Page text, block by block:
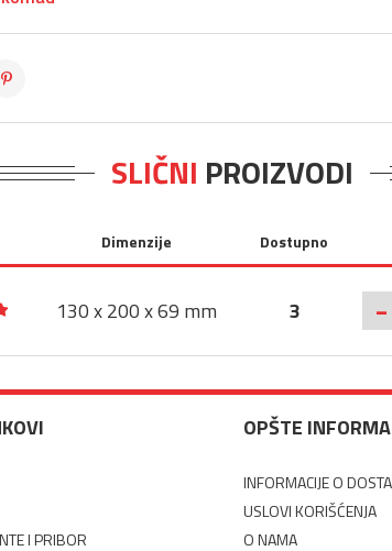
SLIČNI PROIZVODI
Dimenzije Dostupno
130 x 200 x 69 mm 3 -
I PRIBOR
OPŠTE
INFORMACIJE O
USLOVI KORIŠĆENJA
O NAMA